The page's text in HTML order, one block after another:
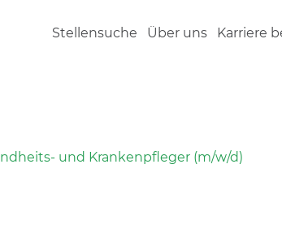
Stellensuche Über uns Karriere
und Krankenpfleger (m/w/d)